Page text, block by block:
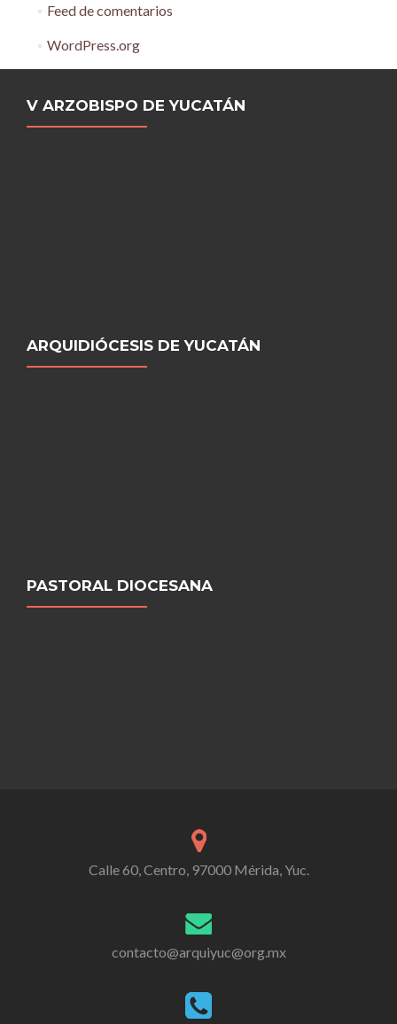
Feed de comentarios
WordPress.org
V ARZOBISPO DE YUCATÁN
ARQUIDIÓCESIS DE YUCATÁN
PASTORAL DIOCESANA
Calle 60, Centro, 97000 Mérida, Yuc.
contacto@arquiyuc@org.mx